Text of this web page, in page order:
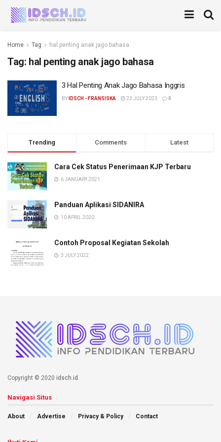
Home Tag hal penting anak jago bahasa
Tag: hal penting anak jago bahasa
3 Hal Penting Anak Jago Bahasa Inggris
BY IDSCH - FRANSISKA 23 JULY 2023 0
Trending Comments Latest
Cara Cek Status Penerimaan KJP Terbaru
6 JANUARY 2021
Panduan Aplikasi SIDANIRA
10 APRIL 2020
Contoh Proposal Kegiatan Sekolah
3 JULY 2022
Copyright © 2020 idsch.id .
Navigasi Situs
About Advertise Privacy & Policy Contact